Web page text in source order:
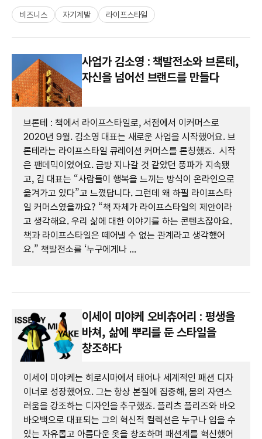
비즈니스 자기계발 라이프스타일
사업가 김소영 : 책발전소와 브론테,
자신을 넘어선 브랜드를 만들다
브론테 : 책에서 라이프스타일로, 서점에서 이커머스로
2020년 9월. 김소영 대표는 새로운 사업을 시작했어요. 브
론테라는 라이프스타일 큐레이션 커머스를 론칭했죠. 시작
은 팬데믹이었어요. 금방 지나갈 것 같았던 풍파가 지속됐
고, 김 대표는 “사람들이 행복을 느끼는 방식이 온라인으로
옮겨가고 있다”고 느꼈답니다. 그런데 왜 하필 라이프스타
일 커머스였을까요? “책 자체가 라이프스타일의 제안이라
고 생각해요. 우리 삶에 대한 이야기를 하는 콘텐츠잖아요.
책과 라이프스타일은 떼어낼 수 없는 관계라고 생각했어
요.” 책발전소를 ‘누구에게나 ...
이세이 미야케 오비츄어리 : 평생을
바쳐, 삶에 뿌리를 둔 스타일을
창조하다
이세이 미야케는 히로시마에서 태어나 세계적인 패션 디자
이너로 성장했어요. 그는 항상 본질에 집중해, 몸의 자연스
러움을 강조하는 디자인을 추구했죠. 플리츠 플리즈와 바오
바오백으로 대표되는 그의 혁신적 컬렉션은 누구나 입을 수
있는 자유롭고 아름다운 옷을 창조하며 패션계를 혁신했어